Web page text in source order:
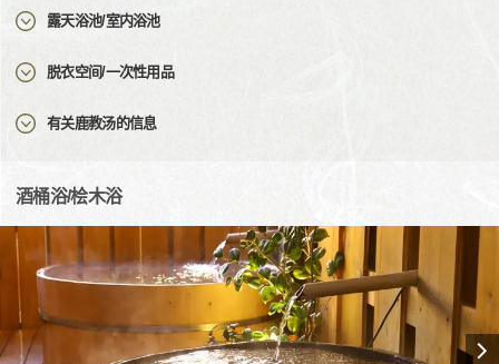
露天浴池/室内浴池
脱衣空间/一次性用品
有关鹿教汤的信息
酒桶浴/桧木浴